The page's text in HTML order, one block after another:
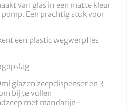
van glas in een matte kleur
Een prachtig stuk voor
een plastic wegwerpfles
glazen zeepdispenser en 3
bij te vullen
met mandarijn-